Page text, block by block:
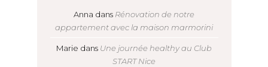
Anna dans Rénovation de notre
appartement avec la maison marmorini
Marie dans Une journée healthy au Club
START Nice